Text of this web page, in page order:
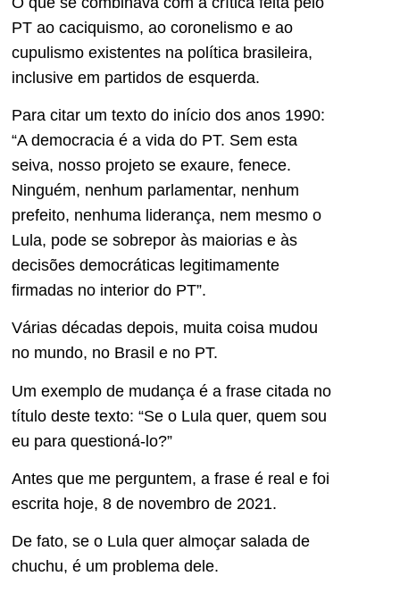
PT ao caciquismo, ao coronelismo e ao
cupulismo existentes na política brasileira,
inclusive em partidos de esquerda.
Para citar um texto do início dos anos 1990:
“A democracia é a vida do PT. Sem esta
seiva, nosso projeto se exaure, fenece.
Ninguém, nenhum parlamentar, nenhum
prefeito, nenhuma liderança, nem mesmo o
Lula, pode se sobrepor às maiorias e às
decisões democráticas legitimamente
firmadas no interior do PT”.
Várias décadas depois, muita coisa mudou
no mundo, no Brasil e no PT.
Um exemplo de mudança é a frase citada no
título deste texto: “Se o Lula quer, quem sou
eu para questioná-lo?”
Antes que me perguntem, a frase é real e foi
escrita hoje, 8 de novembro de 2021.
De fato, se o Lula quer almoçar salada de
chuchu, é um problema dele.